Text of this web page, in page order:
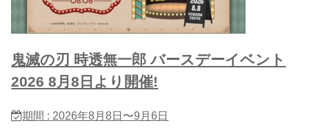
鬼滅の刃 時透無一郎 バースデーイベント
2026 8月8日より開催!
期間 : 2026年8月8日〜9月6日